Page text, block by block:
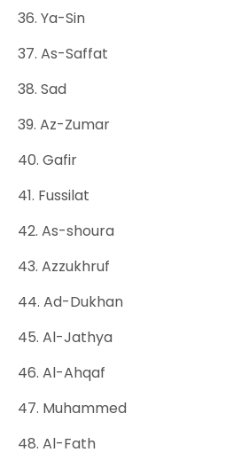
36. Ya-Sin
37. As-Saffat
38. Sad
39. Az-Zumar
40. Gafir
41. Fussilat
42. As-shoura
43. Azzukhruf
44. Ad-Dukhan
45. Al-Jathya
46. Al-Ahqaf
47. Muhammed
48. Al-Fath